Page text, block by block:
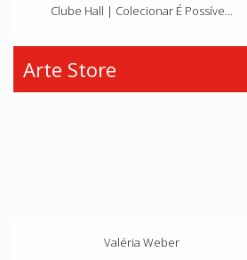
Clube Hall | Colecionar É Possíve...
Arte Store
Valéria Weber